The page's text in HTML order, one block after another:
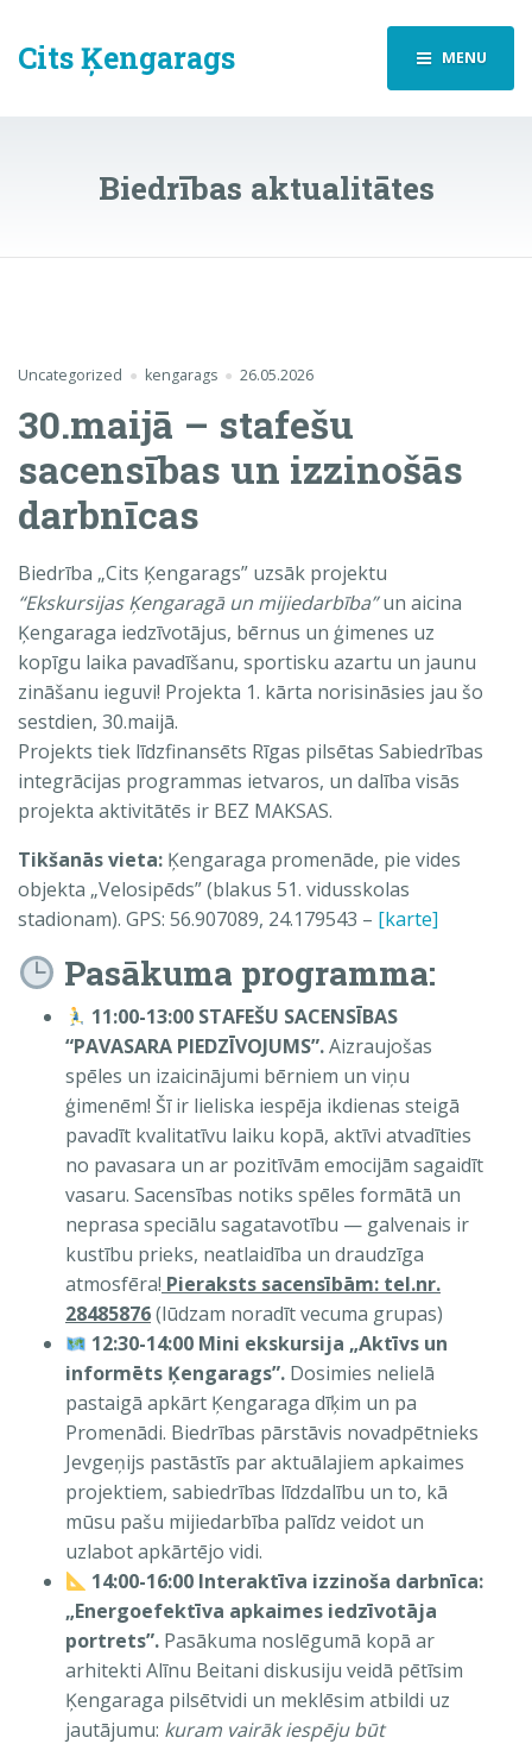
Cits Ķengarags MENU
Biedrības aktualitātes
Uncategorized kengarags 26.05.2026
30.maijā – stafešu
sacensības un izzinošās
darbnīcas
Biedrība „Cits Ķengarags” uzsāk projektu
“Ekskursijas Ķengaragā un mijiedarbība”un aicina
Ķengaraga iedzīvotājus, bērnus un ģimenes uz
kopīgu laika pavadīšanu, sportisku azartu un jaunu
zināšanu ieguvi! Projekta 1. kārta norisināsies jau šo
sestdien, 30.maijā.
Projekts tiek līdzfinansēts Rīgas pilsētas Sabiedrības
integrācijas programmas ietvaros, un dalība visās
projekta aktivitātēs ir BEZ MAKSAS.
Tikšanās vieta: Ķengaraga promenāde, pie vides
objekta „Velosipēds” (blakus 51. vidusskolas
stadionam). GPS: 56.907089, 24.179543 – [karte]
Pasākuma programma:
11:00-13:00 STAFEŠU SACENSĪBAS
“PAVASARA PIEDZĪVOJUMS”.Aizraujošas
spēles un izaicinājumi bērniem un viņu
ģimenēm! Šī ir lieliska iespēja ikdienas steigā
pavadīt kvalitatīvu laiku kopā, aktīvi atvadīties
no pavasara un ar pozitīvām emocijām sagaidīt
vasaru. Sacensības notiks spēles formātā un
neprasa speciālu sagatavotību — galvenais ir
kustību prieks, neatlaidība un draudzīga
atmosfēra! Pieraksts sacensībām: tel.nr.
28485876(lūdzam noradīt vecuma grupas)
12:30-14:00 Mini ekskursija „Aktīvs un
informēts Ķengarags”. Dosimies nelielā
pastaigā apkārt Ķengaraga dīķim un pa
Promenādi. Biedrības pārstāvis novadpētnieks
Jevgeņijs pastāstīs par aktuālajiem apkaimes
projektiem, sabiedrības līdzdalību un to, kā
mūsu pašu mijiedarbība palīdz veidot un
uzlabot apkārtējo vidi.
14:00-16:00 Interaktīva izzinoša darbnīca:
„Energoefektīva apkaimes iedzīvotāja
portrets”. Pasākuma noslēgumā kopā ar
arhitekti Alīnu Beitani diskusiju veidā pētīsim
Ķengaraga pilsētvidi un meklēsim atbildi uz
jautājumu: kuram vairāk iespēju būt